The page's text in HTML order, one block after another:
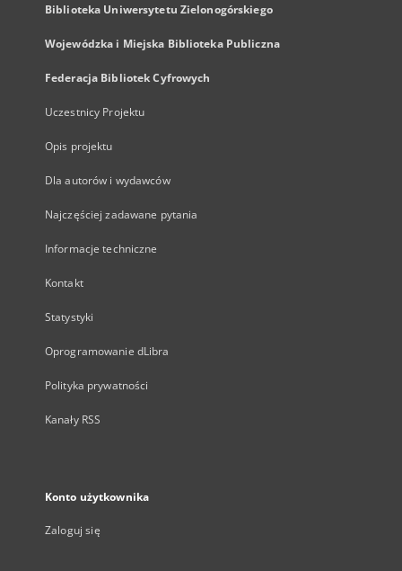
Biblioteka Uniwersytetu Zielonogórskiego
Wojewódzka i Miejska Biblioteka Publiczna
Federacja Bibliotek Cyfrowych
Uczestnicy Projektu
Opis projektu
Dla autorów i wydawców
Najczęściej zadawane pytania
Informacje techniczne
Kontakt
Statystyki
Oprogramowanie dLibra
Polityka prywatności
Kanały RSS
Konto użytkownika
Zaloguj się